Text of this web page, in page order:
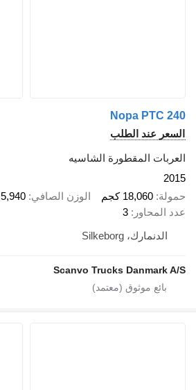
Nopa PTC 240
السعر عند الطلب
العربات المقطورة الشاسيه
2015
حمولة 18,060 كجم الوزن الصافي 5,940 كجم
عدد المحاور
3
الدنمارك، Silkeborg
Scanvo Trucks Danmark A/S